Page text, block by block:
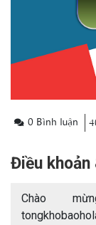
0 Bình luận
Điều khoản
Chào